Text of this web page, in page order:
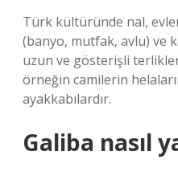
Türk kültüründe nal,
(banyo, mutfak, avlu) ve
uzun ve gösterişli
örneğin camilerin
ayakkabılardır.
Galiba nasıl